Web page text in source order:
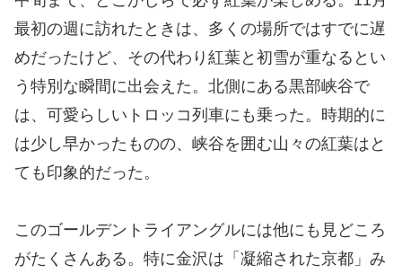
最初の週に訪れたときは、多くの場所ではすでに遅
めだったけど、その代わり紅葉と初雪が重なるとい
う特別な瞬間に出会えた。北側にある黒部峡谷で
は、可愛らしいトロッコ列車にも乗った。時期的に
は少し早かったものの、峡谷を囲む山々の紅葉はと
ても印象的だった。
このゴールデントライアングルには他にも見どころ
がたくさんある。特に金沢は「凝縮された京都」み